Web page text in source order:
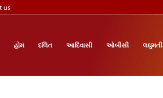
us
હોમ દલિત આદિવાસી ઓબીસી લઘુમતી